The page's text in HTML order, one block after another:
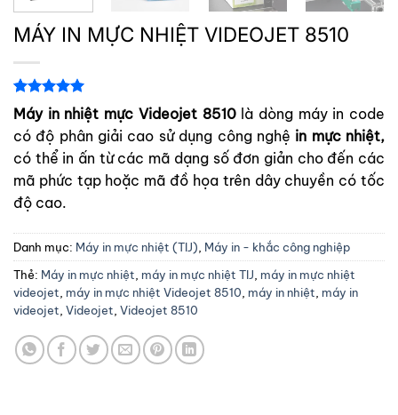
MÁY IN MỰC NHIỆT VIDEOJET 8510
5.00
trên 5
dựa trên
1
đánh giá
Máy in nhiệt mực Videojet 8510là dòng máy in code
có độ phân giải cao sử dụng công nghệ in mực nhiệt,
có thể in ấn từ các mã dạng số đơn giản cho đến các
mã phức tạp hoặc mã đồ họa trên dây chuyền có tốc
độ cao.
Danh mục: Máy in mực nhiệt (TIJ) Máy in - khắc công nghiệp
Thẻ: Máy in mực nhiệt máy in mực nhiệt TIJ máy in mực nhiệt
videojet máy in mực nhiệt Videojet 8510 máy in nhiệt máy in
videojet Videojet Videojet 8510